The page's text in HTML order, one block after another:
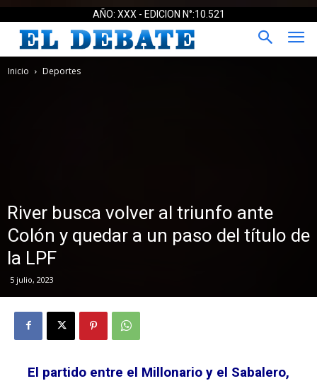
AÑO: XXX - EDICION N°:10.521
Inicio Deportes
River busca volver al triunfo ante
Colón y quedar a un paso del título de
la LPF
5 julio, 2023
El partido entre el Millonario y el Sabalero,